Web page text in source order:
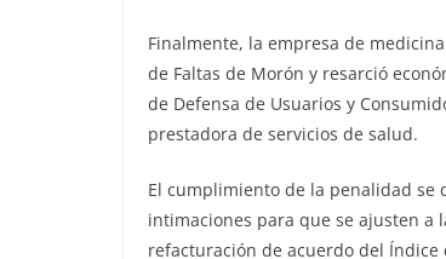
Finalmente, la empresa de
de Faltas de Morón y resarció
de Defensa de Usuarios y
prestadora de servicios de salud.
El cumplimiento de la penalidad se
intimaciones para que se ajusten a
refacturación de acuerdo del Índice